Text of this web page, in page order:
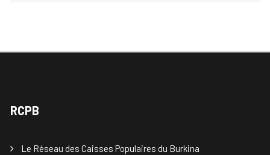
RCPB
Le Réseau des Caisses Populaires du Burkina